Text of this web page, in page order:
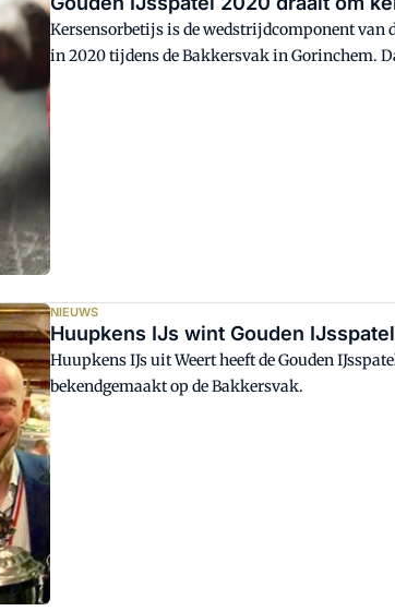
Kersensorbetijs is de wedstrijdcomponent van
in 2020 tijdens de Bakkersvak in Gorinchem.
NIEUWS
Huupkens IJs wint Gouden IJsspatel
Huupkens IJs uit Weert heeft de Gouden
bekendgemaakt op de Bakkersvak.